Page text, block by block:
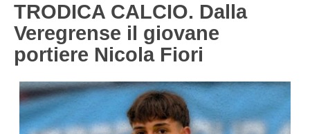
TRODICA CALCIO. Dalla
Veregrense il giovane
portiere Nicola Fiori